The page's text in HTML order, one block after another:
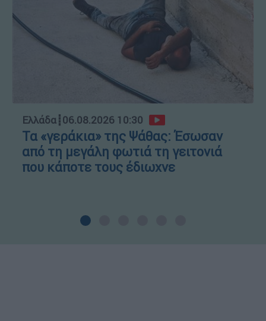
Ελλάδα┋06.08.2026 10:30
Τα «γεράκια» της Ψάθας: Έσωσαν
από τη μεγάλη φωτιά τη γειτονιά
που κάποτε τους έδιωχνε